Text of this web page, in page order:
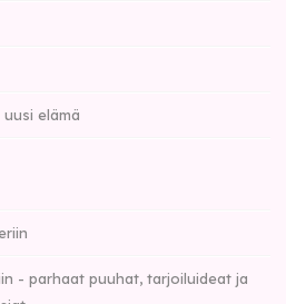
elämä
- parhaat puuhat, tarjoiluideat ja